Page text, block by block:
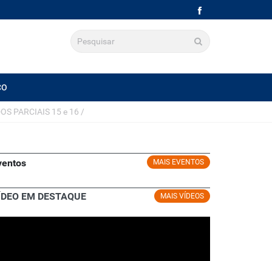
PARCIAIS 15 e 16 /
MAIS EVENTOS
MAIS VÍDEOS
EM DESTAQUE